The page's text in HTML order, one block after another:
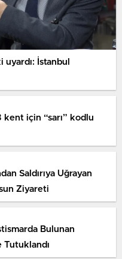
İstanbul
kent için “sarı” kodlu
Saldırıya Uğrayan
Ziyareti
Bulunan
Tutuklandı